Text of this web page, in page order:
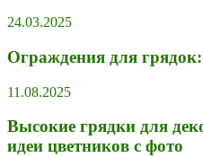
24.03.2025
Ограждения для
11.08.2025
Высокие грядки для
идеи цветников с фото